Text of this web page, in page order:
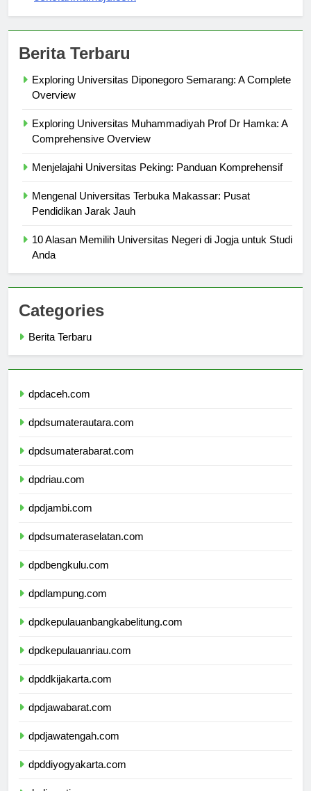
Exploring Universitas Diponegoro Semarang: A Complete
Exploring Universitas Muhammadiyah Prof Dr Hamka: A
Mengenal Universitas Terbuka Makassar: Pusat
10 Alasan Memilih Universitas Negeri di Jogja untuk Studi
Categories